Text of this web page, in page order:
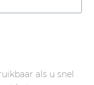
als u snel